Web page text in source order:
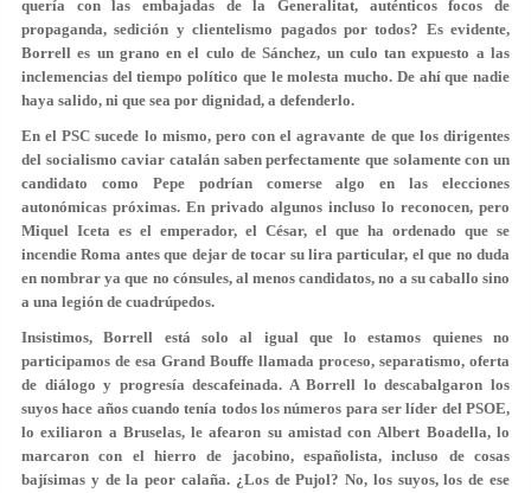
quería con las embajadas de la Generalitat, auténticos focos de
propaganda, sedición y clientelismo pagados por todos? Es evidente,
Borrell es un grano en el culo de Sánchez, un culo tan expuesto a las
inclemencias del tiempo político que le molesta mucho. De ahí que nadie
haya salido, ni que sea por dignidad, a defenderlo.
En el PSC sucede lo mismo, pero con el agravante de que los dirigentes
del socialismo caviar catalán saben perfectamente que solamente con un
candidato como Pepe podrían comerse algo en las elecciones
autonómicas próximas. En privado algunos incluso lo reconocen, pero
Miquel Iceta es el emperador, el César, el que ha ordenado que se
incendie Roma antes que dejar de tocar su lira particular, el que no duda
en nombrar ya que no cónsules, al menos candidatos, no a su caballo sino
a una legión de cuadrúpedos.
Insistimos, Borrell está solo al igual que lo estamos quienes no
participamos de esa Grand Bouffe llamada proceso, separatismo, oferta
de diálogo y progresía descafeinada. A Borrell lo descabalgaron los
suyos hace años cuando tenía todos los números para ser líder del PSOE,
lo exiliaron a Bruselas, le afearon su amistad conAlbert Boadella, lo
marcaron con el hierro de jacobino, españolista, incluso de cosas
bajísimas y de la peor calaña. ¿Los de Pujol? No, los suyos, los de ese